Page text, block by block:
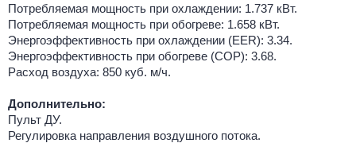
Потребляемая мощность при охлаждении: 1.737 кВт.
Потребляемая мощность при обогреве: 1.658 кВт.
Энергоэффективность при охлаждении (EER): 3.34.
Энергоэффективность при обогреве (COP): 3.68.
Расход воздуха: 850 куб. м/ч.
Дополнительно:
Пульт ДУ.
Регулировка направления воздушного потока.